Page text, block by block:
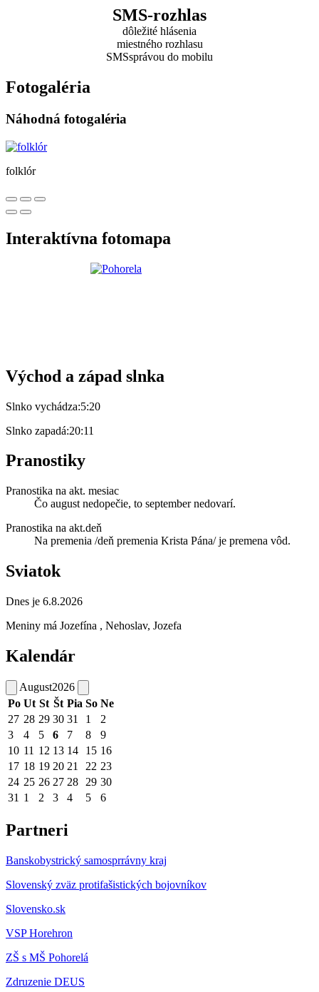
SMS-rozhlas
dôležité hlásenia
miestného rozhlasu
SMSsprávou do mobilu
Fotogaléria
Náhodná fotogaléria
folklór
Interaktívna fotomapa
Východ a západ slnka
Slnko vychádza:5:20
Slnko zapadá:20:11
Pranostiky
Pranostika na akt. mesiac
Čo august nedopečie, to september nedovarí.
Pranostika na akt.deň
Na premenia /deň premenia Krista Pána/ je premena vôd.
Sviatok
Dnes je 6.8.2026
Meniny má Jozefína , Nehoslav, Jozefa
Kalendár
August2026
Po Ut St Št Pia So Ne
27 28 29 30 31 1
2
3
4 5 6 7 8
9
10 11 12 13 14 15 16
17 18 19 20 21 22 23
24 25 26 27 28 29 30
31 1 2 3 4 5 6
Partneri
Banskobystrický samosprrávny kraj
Slovenský zväz protifašistických bojovníkov
Slovensko.sk
VSP Horehron
ZŠ s MŠ Pohorelá
Zdruzenie DEUS